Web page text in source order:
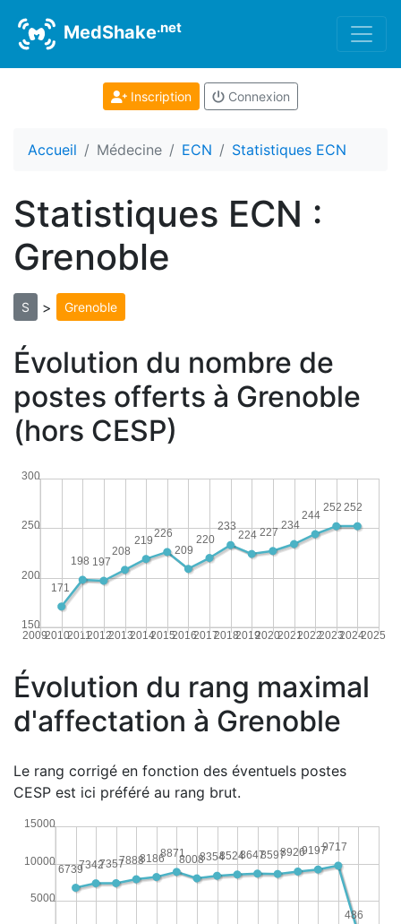
MedShake.net
Inscription Connexion
Accueil Médecine ECN Statistiques ECN
Statistiques ECN :
Grenoble
S > Grenoble
Évolution du nombre de
postes offerts à Grenoble
(hors CESP)
20092010201120122013201420152016201720182019202020212022202320242025
150
200
250
300
252
252
244
234
227
224
233
220
209
226
219
208
197
198
171
Évolution du rang maximal
d'affectation à Grenoble
Le rang corrigé en fonction des éventuels postes
CESP est ici préféré au rang brut.
5000
10000
15000
486
9717
9197
8926
8597
8647
8524
8354
8008
8871
8186
7888
7357
7342
6739